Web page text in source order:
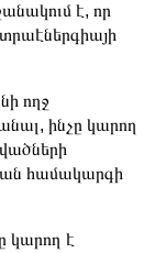
է, որ
ողջ
ինչը կարող
համակարգի
կարող է